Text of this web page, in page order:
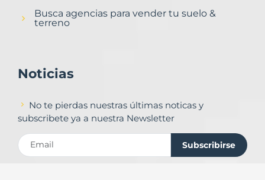
Busca agencias para vender tu suelo &
terreno
Noticias
No te pierdas nuestras últimas noticas y
subscribete ya a nuestra Newsletter
Subscribirse